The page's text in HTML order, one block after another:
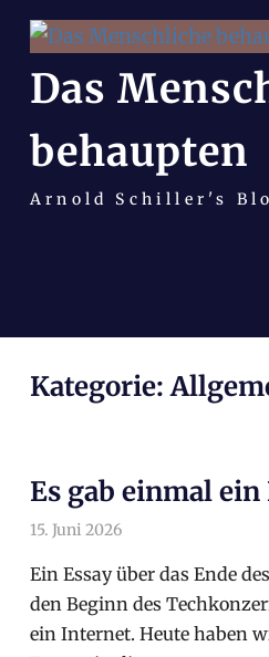
Inhalt
Das
behaupten
Arnold Schiller's
Kategorie:
Es gab einmal
15. Juni 2026
Ein Essay über das Ende
den Beginn des
ein Internet. Heute haben